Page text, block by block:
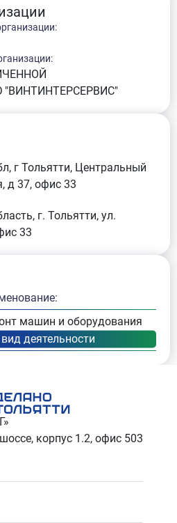
г Тольятти, Центральный
д 37, офис 33
г. Тольятти, ул.
33
машин и оборудования
корпус 1.2, офис 503